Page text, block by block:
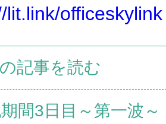
lit.link/officeskylink
記事を読む
間3日目～第一波～